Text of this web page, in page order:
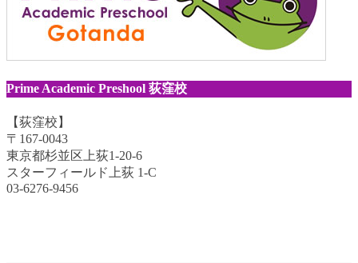
Prime Academic Preshool 荻窪校
【荻窪校】
〒167-0043
東京都杉並区上荻1-20-6
スターフィールド上荻 1-C
03-6276-9456